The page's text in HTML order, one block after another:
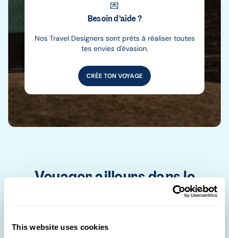
This website uses cookies
💌
Besoin d’aide ?
Nos Travel Designers sont prêts à réaliser toutes
tes envies d'évasion.
CRÉE TON VOYAGE
Voyager ailleurs dans le
Moyen-Orient
Océanie